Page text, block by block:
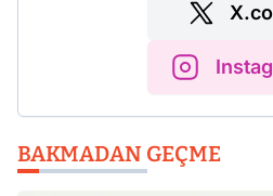
BAKMADAN GEÇME